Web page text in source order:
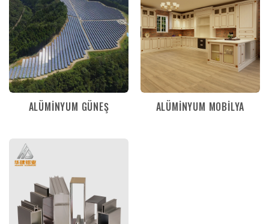
ALÜMINYUM GÜNEŞ ALÜMINYUM MOBILYA